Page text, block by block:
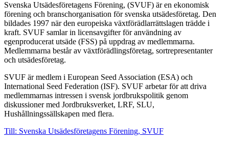
Svenska Utsädesföretagens Förening, (SVUF) är en ekonomisk
förening och branschorganisation för svenska utsädesföretag. Den
bildades 1997 när den europeiska växtförädlarrättslagen trädde i
kraft. SVUF samlar in licensavgifter för användning av
egenproducerat utsäde (FSS) på uppdrag av medlemmarna.
Medlemmarna består av växtförädlingsföretag, sortrepresentanter
och utsädesföretag.
SVUF är medlem i European Seed Association (ESA) och
International Seed Federation (ISF). SVUF arbetar för att driva
medlemmarnas intressen i svensk jordbrukspolitik genom
diskussioner med Jordbruksverket, LRF, SLU,
Hushållningssällskapen med flera.
Till: Svenska Utsädesföretagens Förening, SVUF